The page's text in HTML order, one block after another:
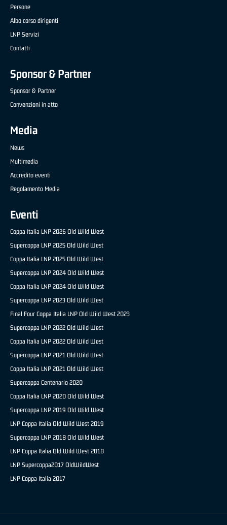
Persone
Albo corso dirigenti
LNP Servizi
Contatti
Sponsor & Partner
Sponsor & Partner
Convenzioni in atto
Media
News
Multimedia
Accredito eventi
Regolamento Media
Eventi
Coppa Italia LNP 2026 Old Wild West
Supercoppa LNP 2025 Old Wild West
Coppa Italia LNP 2025 Old Wild West
Supercoppa LNP 2024 Old Wild West
Coppa Italia LNP 2024 Old Wild West
Supercoppa LNP 2023 Old Wild West
Final Four Coppa Italia LNP Old Wild West 2023
Supercoppa LNP 2022 Old Wild West
Coppa Italia LNP 2022 Old Wild West
Supercoppa LNP 2021 Old Wild West
Coppa Italia LNP 2021 Old Wild West
Supercoppa Centenario 2020
Coppa Italia LNP 2020 Old Wild West
Supercoppa LNP 2019 Old Wild West
LNP Coppa Italia Old Wild West 2019
Supercoppa LNP 2018 Old Wild West
LNP Coppa Italia Old Wild West 2018
LNP Supercoppa2017 OldWildWest
LNP Coppa Italia 2017